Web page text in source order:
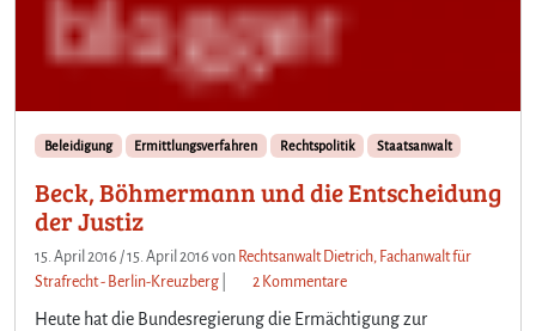
Beleidigung Ermittlungsverfahren Rechtspolitik Staatsanwalt
Beck, Böhmermann und die Entscheidung
der Justiz
15. April 2016 /15. April 2016 von Rechtsanwalt Dietrich, Fachanwalt für
Strafrecht - Berlin-Kreuzberg
2 Kommentarez
Heute hat die Bundesregierung die Ermächtigung zur